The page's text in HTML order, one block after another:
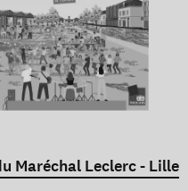
Maréchal Leclerc - Lille